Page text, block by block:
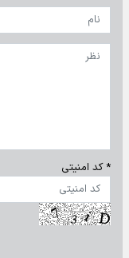
* کد امنیتی